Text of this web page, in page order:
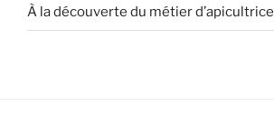
À la découverte du métier d’apicultrice